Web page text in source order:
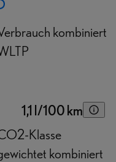
kombiniert
1,1 l/100 km
Klasse
kombiniert